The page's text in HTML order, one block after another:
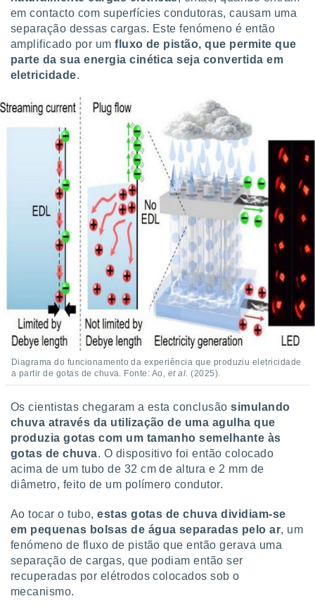
qual se
tal,
seu
ou opor-
qualquer
na
utilizar
medir
da
medir o
os
de
ou
de dados
fontes,
e melhorar
em contacto com superfícies condutoras, causam uma
separação dessas cargas. Este fenómeno é então
amplificado por umfluxo de pistão, que permite que
parte da sua energia cinética seja convertida em
eletricidade.
Diagrama do funcionamento da experiência que produziu eletricidade
a partir de gotas de chuva. Fonte: Ao, et al. (2025).
Os cientistas chegaram a esta conclusãosimulando
chuva através da utilização de uma agulha que
produzia gotas com um tamanho semelhante às
gotas de chuva. O dispositivo foi então colocado
acima de um tubo de 32 cm de altura e 2 mm de
diâmetro, feito de um polímero condutor.
Ao tocar o tubo,estas gotas de chuva dividiam-se
em pequenas bolsas de água separadas pelo ar, um
fenómeno de fluxo de pistão que então gerava uma
separação de cargas, que podiam então ser
recuperadas por elétrodos colocados sob o
mecanismo.